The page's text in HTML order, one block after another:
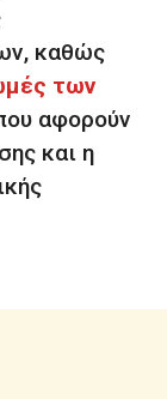
καθώς
των
αφορούν
και η